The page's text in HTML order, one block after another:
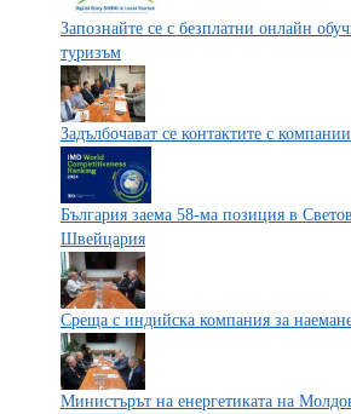
Запознайте се с безплатни онлайн
туризъм
Задълбочават се контактите с
България заема 58-ма позиция в
Швейцария
Среща с индийска компания за
Министърът на енергетиката на